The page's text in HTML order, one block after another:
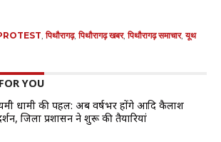
,पिथौरागढ़,पिथौरागढ़ खबर,पिथौरागढ़ समाचार,यूथ
YOU
धामी की पहल: अब वर्षभर होंगे आदि कैलाश
जिला प्रशासन ने शुरू की तैयारियां